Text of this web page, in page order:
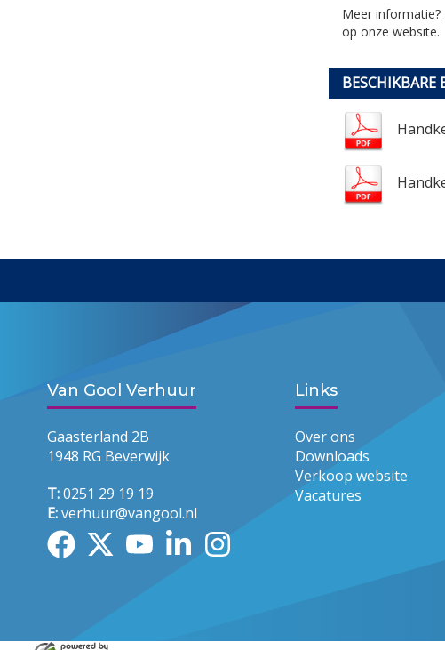
Meer
op onze website.
BESCHIKBARE
Van Gool Verhuur
Gaasterland 2B
1948 RG Beverwijk
T:0251 29 19 19
E:verhuur@vangool.nl
Links
Over ons
Downloads
Verkoop website
Vacatures